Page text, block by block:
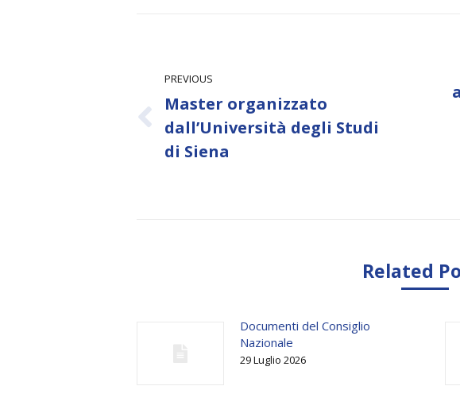
PREVIOUS
Previous
Master organizzato
dall’Università degli Studi
di Siena
Related
Documenti del Consiglio
Nazionale
29 Luglio 2026